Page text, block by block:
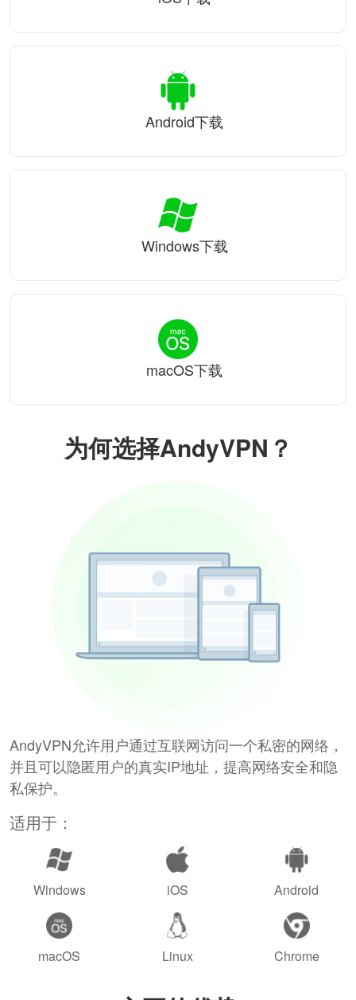
为何选择AndyVPN？
AndyVPN允许用户通过互联网访问一个私密的网络，
并且可以隐匿用户的真实IP地址，提高网络安全和隐
私保护。
适用于：
Windows iOS Android
macOS Linux Chrome
Android下载
Windows下载
macOS下载